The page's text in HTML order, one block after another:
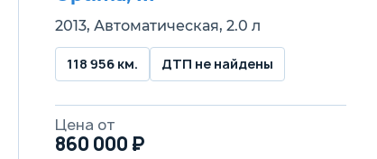
2013, Автоматическая, 2.0 л
118 956 км. ДТП не найдены
Цена от
860 000 ₽